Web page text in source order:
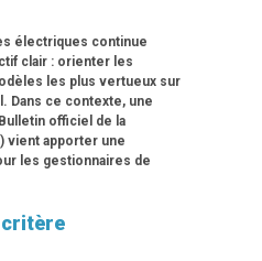
électriques continue
clair : orienter les
les plus vertueux sur
Dans ce contexte, une
officiel de la
vient apporter une
les gestionnaires de
critère